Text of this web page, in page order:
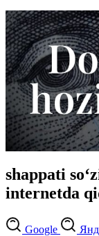
shappati
internetda
Google